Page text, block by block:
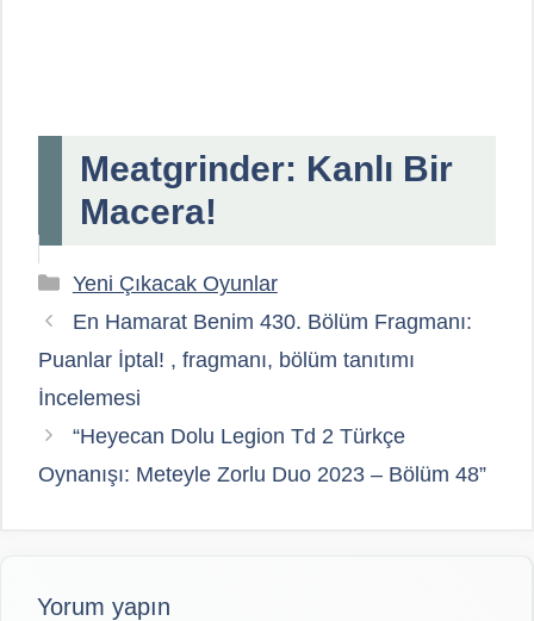
Meatgrinder: Kanlı Bir
Macera!
Kategoriler
Yeni Çıkacak Oyunlar
En Hamarat Benim 430. Bölüm Fragmanı:
Puanlar İptal! , fragmanı, bölüm tanıtımı
İncelemesi
“Heyecan Dolu Legion Td 2 Türkçe
Oynanışı: Meteyle Zorlu Duo 2023 – Bölüm 48”
Yorum yapın